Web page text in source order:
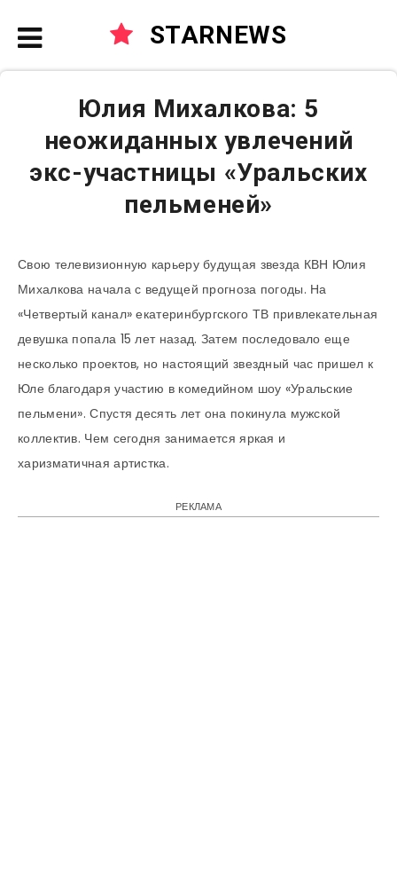
STARNEWS
Юлия Михалкова: 5
неожиданных увлечений
экс-участницы «Уральских
пельменей»
Свою телевизионную карьеру будущая звезда КВН Юлия
Михалкова начала с ведущей прогноза погоды. На
«Четвертый канал» екатеринбургского ТВ привлекательная
девушка попала 15 лет назад. Затем последовало еще
несколько проектов, но настоящий звездный час пришел к
Юле благодаря участию в комедийном шоу «Уральские
пельмени». Спустя десять лет она покинула мужской
коллектив. Чем сегодня занимается яркая и
харизматичная артистка.
РЕКЛАМА